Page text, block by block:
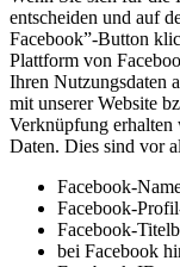
entscheiden und auf
Facebook”-Button
Plattform von
Ihren Nutzungsdaten
mit unserer Website
Verknüpfung
Daten. Dies sind vor
Facebook-
Facebook-
Facebook-
bei Facebook